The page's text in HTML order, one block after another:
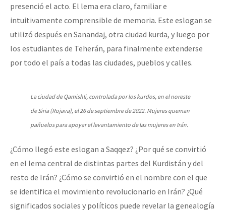
presenció el acto. El lema era claro, familiar e
intuitivamente comprensible de memoria. Este eslogan se
utilizó después en Sanandaj, otra ciudad kurda, y luego por
los estudiantes de Teherán, para finalmente extenderse
por todo el país a todas las ciudades, pueblos y calles.
La ciudad de Qamishli, controlada por los kurdos, en el noreste
de Siria (Rojava), el 26 de septiembre de 2022. Mujeres queman
pañuelos para apoyar el levantamiento de las mujeres en Irán.
¿Cómo llegó este eslogan a Saqqez? ¿Por qué se convirtió
en el lema central de distintas partes del Kurdistán y del
resto de Irán? ¿Cómo se convirtió en el nombre con el que
se identifica el movimiento revolucionario en Irán? ¿Qué
significados sociales y políticos puede revelar la genealogía